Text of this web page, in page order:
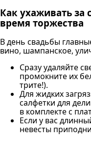
Как ухаживать за
время торжества
В день свадьбы
вино, шампанское,
Сразу удаляйте
промокните их
трите!).
Для жидких
салфетки для
в комплекте с
Если у вас
невесты